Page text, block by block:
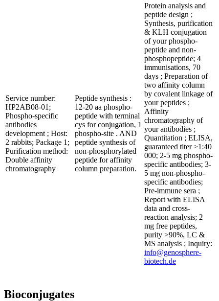
Service number:
HP2AB08-01;
Phospho-specific
antibodies
development ; Host:
2 rabbits; Package 1;
Purification method:
Double affinity
chromatography
Peptide synthesis :
12-20 aa phospho-
peptide with terminal
cys for conjugation, 1
phospho-site . AND
peptide synthesis of
non-phosphorylated
peptide for affinity
column preparation.
Protein analysis and
peptide design ;
Synthesis, purification
& KLH conjugation
of your phospho-
peptide and non-
phosphopeptide; 4
immunisations, 70
days ; Preparation of
two affinity column
by covalent linkage of
your peptides ;
Affinity
chromatography of
your antibodies ;
Quantitation ; ELISA,
guaranteed titer >1:40
000; 2-5 mg phospho-
specific antibodies; 3-
5 mg non-phospho-
specific antibodies;
Pre-immune sera ;
Report with ELISA
data and cross-
reaction analysis; 2
mg free peptides,
purity >90%, LC &
MS analysis ; Inquiry:
info@genosphere-
biotech.de
Bioconjugates